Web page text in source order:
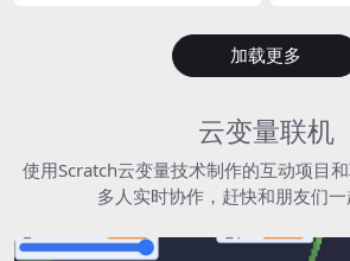
加载更多
云变量联机
使用Scratch云变量技术制作的互动项目
多人实时协作，赶快和朋友们一